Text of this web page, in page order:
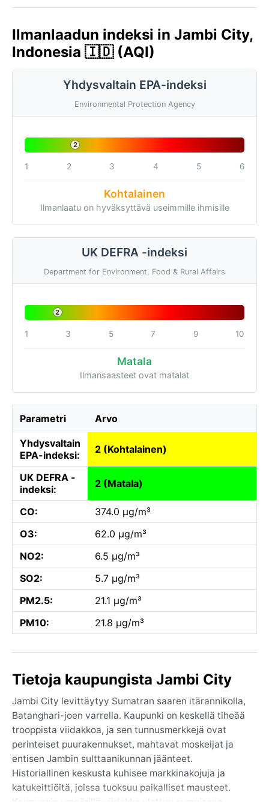
Ilmanlaadun indeksi in Jambi City,
Indonesia 🇮🇩 (AQI)
Yhdysvaltain EPA-indeksi
Environmental Protection Agency
2
1 2 3 4 5 6
Kohtalainen
Ilmanlaatu on hyväksyttävä useimmille ihmisille
UK DEFRA -indeksi
Department for Environment, Food & Rural Affairs
2
1 3 5 7 9 10
Matala
Ilmansaasteet ovat matalat
Parametri Arvo
Yhdysvaltain
EPA-indeksi:
2 (Kohtalainen)
UK DEFRA -
indeksi:
2 (Matala)
CO:
374.0 µg/m³
O3:
62.0 µg/m³
NO2:
6.5 µg/m³
SO2:
5.7 µg/m³
PM2.5:
21.1 µg/m³
PM10:
21.8 µg/m³
Tietoja kaupungista Jambi City
Jambi City levittäytyy Sumatran saaren itärannikolla,
Batanghari-joen varrella. Kaupunki on keskellä tiheää
trooppista viidakkoa, ja sen tunnusmerkkejä ovat
perinteiset puurakennukset, mahtavat moskeijat ja
entisen Jambin sulttaanikunnan jäänteet.
Historiallinen keskusta kuhisee markkinakojuja ja
katukeittiöitä, joissa tuoksuu paikalliset mausteet.
Kaupungin ympärillä viidakko ulottuu sumuisena